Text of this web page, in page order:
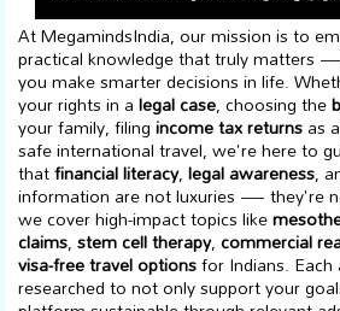
At MegamindsIndia, our mission is to
practical knowledge that truly matters
you make smarter decisions in life.
your rights in alegal case, choosing the
your family, filingincome tax returnsas
safe international travel, we're here to
thatfinancial literacy,legal awareness,
information are not luxuries — they're
we cover high-impact topics like
claims,stem cell therapy,commercial
visa-free travel optionsfor Indians.
researched to not only support your